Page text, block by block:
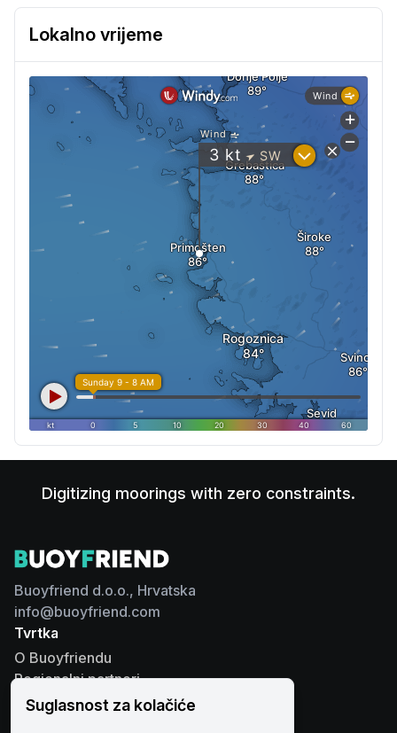
Lokalno vrijeme
Suglasnost za kolačiće
Digitizing moorings with zero constraints.
Buoyfriend d.o.o., Hrvatska
info@buoyfriend.com
Tvrtka
O Buoyfriendu
Regionalni partneri
Kontaktirajte nas